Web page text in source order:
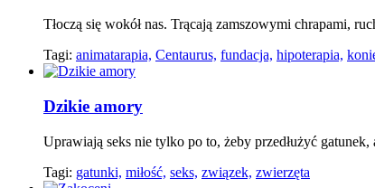
Tłoczą się wokół nas. Trącają zamszowymi chrapami,
Tagi: animatarapia, Centaurus, fundacja, hipoterapia,
Dzikie amory
Uprawiają seks nie tylko po to, żeby przedłużyć
Tagi: gatunki, miłość, seks, związek, zwierzęta